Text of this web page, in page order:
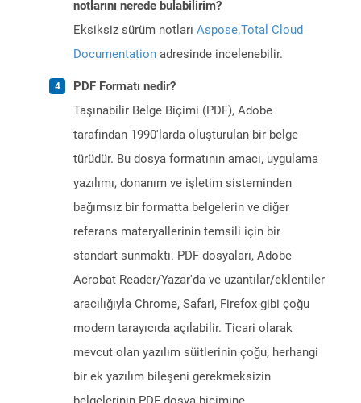
notlarını nerede bulabilirim?
Eksiksiz sürüm notları Aspose.Total Cloud
Documentation adresinde incelenebilir.
PDF Formatı nedir?
Taşınabilir Belge Biçimi (PDF), Adobe
tarafından 1990'larda oluşturulan bir belge
türüdür. Bu dosya formatının amacı, uygulama
yazılımı, donanım ve işletim sisteminden
bağımsız bir formatta belgelerin ve diğer
referans materyallerinin temsili için bir
standart sunmaktı. PDF dosyaları, Adobe
Acrobat Reader/Yazar'da ve uzantılar/eklentiler
aracılığıyla Chrome, Safari, Firefox gibi çoğu
modern tarayıcıda açılabilir. Ticari olarak
mevcut olan yazılım süitlerinin çoğu, herhangi
bir ek yazılım bileşeni gerekmeksizin